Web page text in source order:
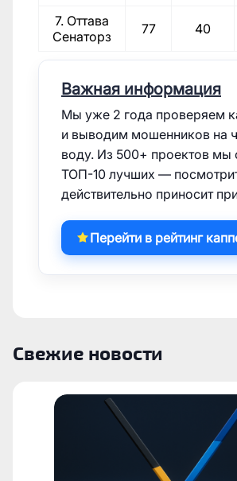
7. Оттава
Сенаторз
77 40
Важная информация
Мы уже 2 года проверяем
и выводим мошенников на
воду. Из 500+ проектов мы
ТОП-10 лучших —
действительно приносит
Перейти в рейтинг
Свежие новости